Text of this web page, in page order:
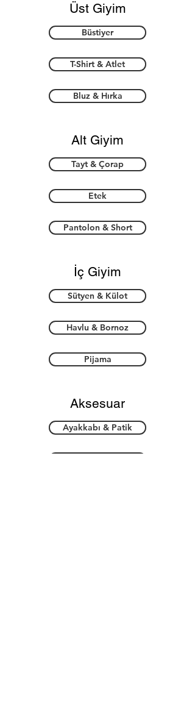
Üst Giyim
Büstiyer
T-Shirt & Atlet
Bluz & Hırka
Alt Giyim
Tayt & Çorap
Etek
Pantolon & Short
İç Giyim
Sütyen & Külot
Havlu & Bornoz
Pijama
Aksesuar
Ayakkabı & Patik